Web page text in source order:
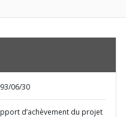
06/30
d’achèvement du projet